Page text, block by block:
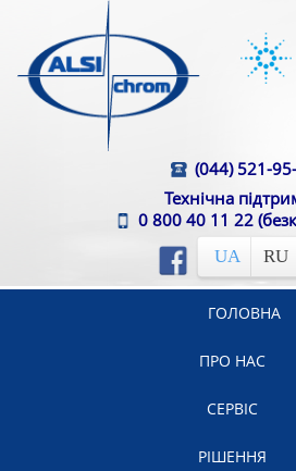
(044) 521-
Технічна
0 800 40 11 22
UA RU
ГОЛОВНА
ПРО НАС
СЕРВІС
РІШЕННЯ